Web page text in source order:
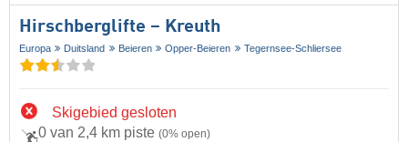
Hirschberglifte – Kreuth
Europa Duitsland Beieren Opper-Beieren Tegernsee-Schliersee
Skigebied gesloten
0 van 2,4 km piste (0% open)